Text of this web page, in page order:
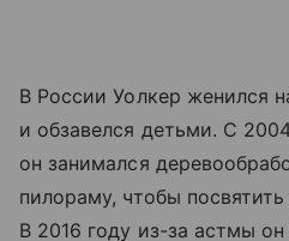
В России Уолкер женился
и обзавелся детьми. С
он занимался
пилораму, чтобы
В 2016 году из-за астмы